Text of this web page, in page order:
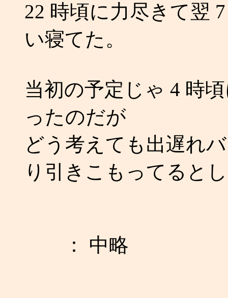
22 時頃に力尽きて翌
い寝てた。
当初の予定じゃ 4 時
ったのだが
どう考えても出遅れ
り引きこもってると
： 中略